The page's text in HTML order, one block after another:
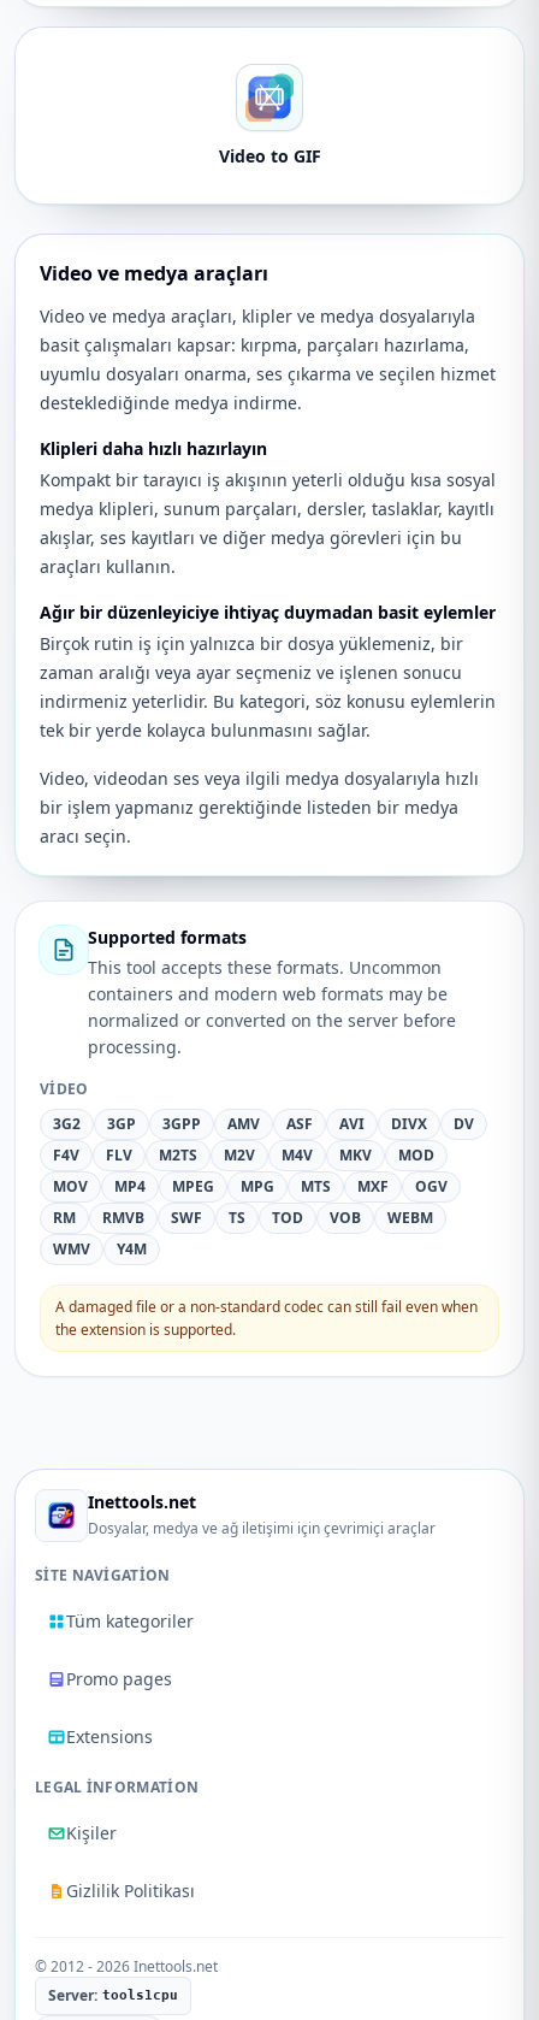
Video to GIF
Video ve medya araçları
Video ve medya araçları, klipler ve medya dosyalarıyla
basit çalışmaları kapsar: kırpma, parçaları hazırlama,
uyumlu dosyaları onarma, ses çıkarma ve seçilen hizmet
desteklediğinde medya indirme.
Klipleri daha hızlı hazırlayın
Kompakt bir tarayıcı iş akışının yeterli olduğu kısa sosyal
medya klipleri, sunum parçaları, dersler, taslaklar, kayıtlı
akışlar, ses kayıtları ve diğer medya görevleri için bu
araçları kullanın.
Ağır bir düzenleyiciye ihtiyaç duymadan basit eylemler
Birçok rutin iş için yalnızca bir dosya yüklemeniz, bir
zaman aralığı veya ayar seçmeniz ve işlenen sonucu
indirmeniz yeterlidir. Bu kategori, söz konusu eylemlerin
tek bir yerde kolayca bulunmasını sağlar.
Video, videodan ses veya ilgili medya dosyalarıyla hızlı
bir işlem yapmanız gerektiğinde listeden bir medya
aracı seçin.
Supported formats
This tool accepts these formats. Uncommon
containers and modern web formats may be
normalized or converted on the server before
processing.
VIDEO
3G2
3GP 3GPP AMV ASF AVI DIVX
DV
F4V
FLV M2TS M2V M4V MKV
MOD
MOV
MP4 MPEG MPG MTS MXF
OGV
RM
RMVB SWF TS TOD VOB
WEBM
WMV
Y4M
A damaged file or a non-standard codec can still fail even when
the extension is supported.
Inettools.net
Dosyalar, medya ve ağ iletişimi için çevrimiçi araçlar
SITE NAVIGATION
Tüm kategoriler
Promo pages
Extensions
LEGAL INFORMATION
Kişiler
Gizlilik Politikası
© 2012 - 2026 Inettools.net
Server: tools1cpu